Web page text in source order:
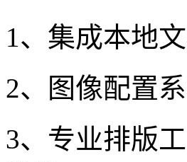
1、集成本地
2、图像配置
3、专业排版